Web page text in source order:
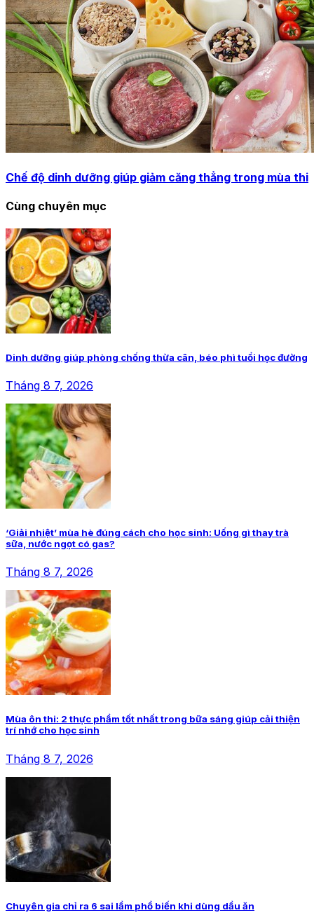
Chế độ dinh dưỡng giúp giảm căng thẳng trong mùa thi
Cùng chuyên mục
Dinh dưỡng giúp phòng chống thừa cân, béo phì tuổi học đường
Tháng 8 7, 2026
‘Giải nhiệt’ mùa hè đúng cách cho học sinh: Uống gì thay trà
sữa, nước ngọt có gas?
Tháng 8 7, 2026
Mùa ôn thi: 2 thực phẩm tốt nhất trong bữa sáng giúp cải thiện
trí nhớ cho học sinh
Tháng 8 7, 2026
Chuyên gia chỉ ra 6 sai lầm phổ biến khi dùng dầu ăn